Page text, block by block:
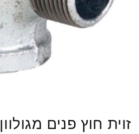
זוית חוץ פנים מגולוון